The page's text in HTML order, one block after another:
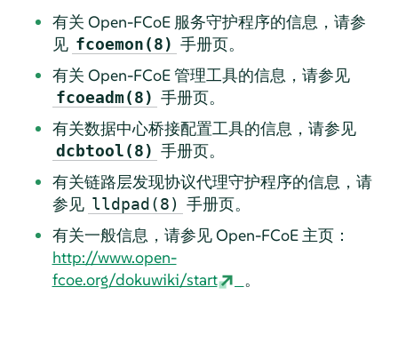
有关 Open-FCoE 服务守护程序的信息，请参
见 fcoemon(8) 手册页。
有关 Open-FCoE 管理工具的信息，请参见
fcoeadm(8) 手册页。
有关数据中心桥接配置工具的信息，请参见
dcbtool(8) 手册页。
有关链路层发现协议代理守护程序的信息，请
参见 lldpad(8) 手册页。
有关一般信息，请参见 Open-FCoE 主页：
http://www.open-
fcoe.org/dokuwiki/start
。